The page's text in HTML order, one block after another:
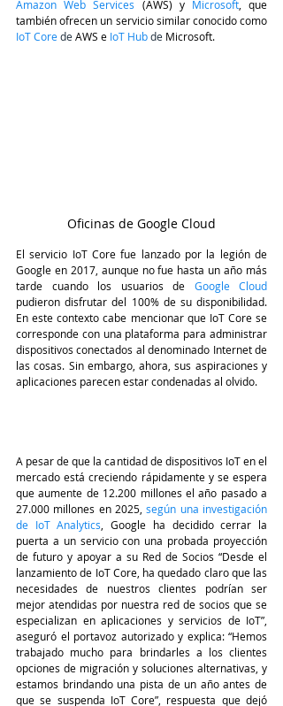
Amazon Web Services
(AWS) y Microsoft, que
IoT Corede AWS e IoT Hub de Microsoft.
Oficinas de Google Cloud
El servicio IoT Core fue lanzado por la legión de
Google en 2017, aunque no fue hasta un año más
tarde cuando los usuarios de
pudieron disfrutar del 100% de su disponibilidad.
En este contexto cabe mencionar que IoT Core se
corresponde con una plataforma para administrar
dispositivos conectados al denominado Internet de
las cosas. Sin embargo, ahora, sus aspiraciones y
aplicaciones parecen estar condenadas al olvido.
A pesar de que la cantidad de dispositivos IoT en el
mercado está creciendo rápidamente y se espera
que aumente de 12.200 millones el año pasado a
27.000 millones en 2025, según una investigación
de IoT Analytics , Google ha decidido cerrar la
puerta a un servicio con una probada proyección
de futuro y apoyar a su Red de Socios “Desde el
lanzamiento de IoT Core, ha quedado claro que las
necesidades de nuestros clientes podrían ser
mejor atendidas por nuestra red de socios que se
especializan en aplicaciones y servicios de IoT”,
aseguró el portavoz autorizado y explica: “Hemos
trabajado mucho para brindarles a los clientes
opciones de migración y soluciones alternativas, y
estamos brindando una pista de un año antes de
que se suspenda IoT Core”, respuesta que dejó